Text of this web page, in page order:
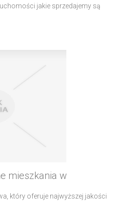
jakie sprzedajemy są
mieszkania w
który oferuje najwyższej jakości